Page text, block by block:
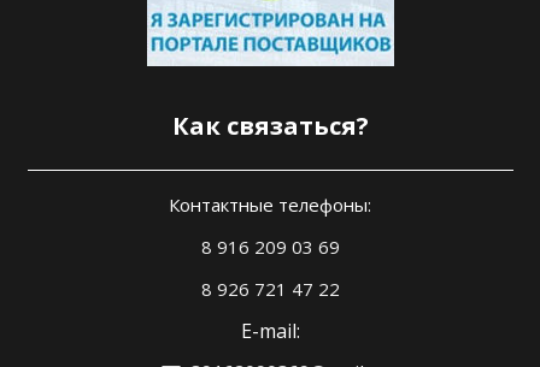
Как связаться?
Контактные телефоны:
8 916 209 03 69
8 926 721 47 22
E-mail: